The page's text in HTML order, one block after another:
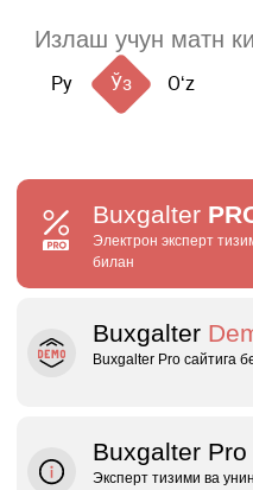
Ру Ўз Oʻz
Buxgalter
Электрон эксперт
билан
Buxgalter
Buxgalter Pro сайтига
Buxgalter Pro
Эксперт тизими ва